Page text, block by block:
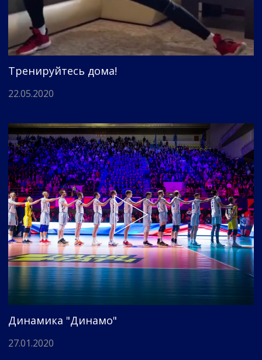
Тренируйтесь дома!
22.05.2020
Динамика "Динамо"
27.01.2020